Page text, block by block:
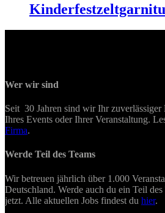
Wer wir sind
Seit 30 Jahren sind wir Ihr zuverlässiger
Ihres Events oder Ihrer Veranstaltung.
Firma.
Werde Teil des Teams
Wir betreuen jährlich über 1.000
Deutschland. Werde auch du ein Teil
jetzt. Alle aktuellen Jobs findest du hier.